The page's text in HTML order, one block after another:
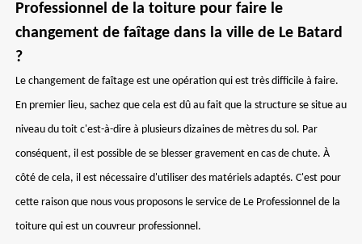
Professionnel de la toiture pour faire le
changement de faîtage dans la ville de Le Batard
?
Le changement de faîtage est une opération qui est très difficile à faire.
En premier lieu, sachez que cela est dû au fait que la structure se situe au
niveau du toit c'est-à-dire à plusieurs dizaines de mètres du sol. Par
conséquent, il est possible de se blesser gravement en cas de chute. À
côté de cela, il est nécessaire d'utiliser des matériels adaptés. C'est pour
cette raison que nous vous proposons le service de Le Professionnel de la
toiture qui est un couvreur professionnel.